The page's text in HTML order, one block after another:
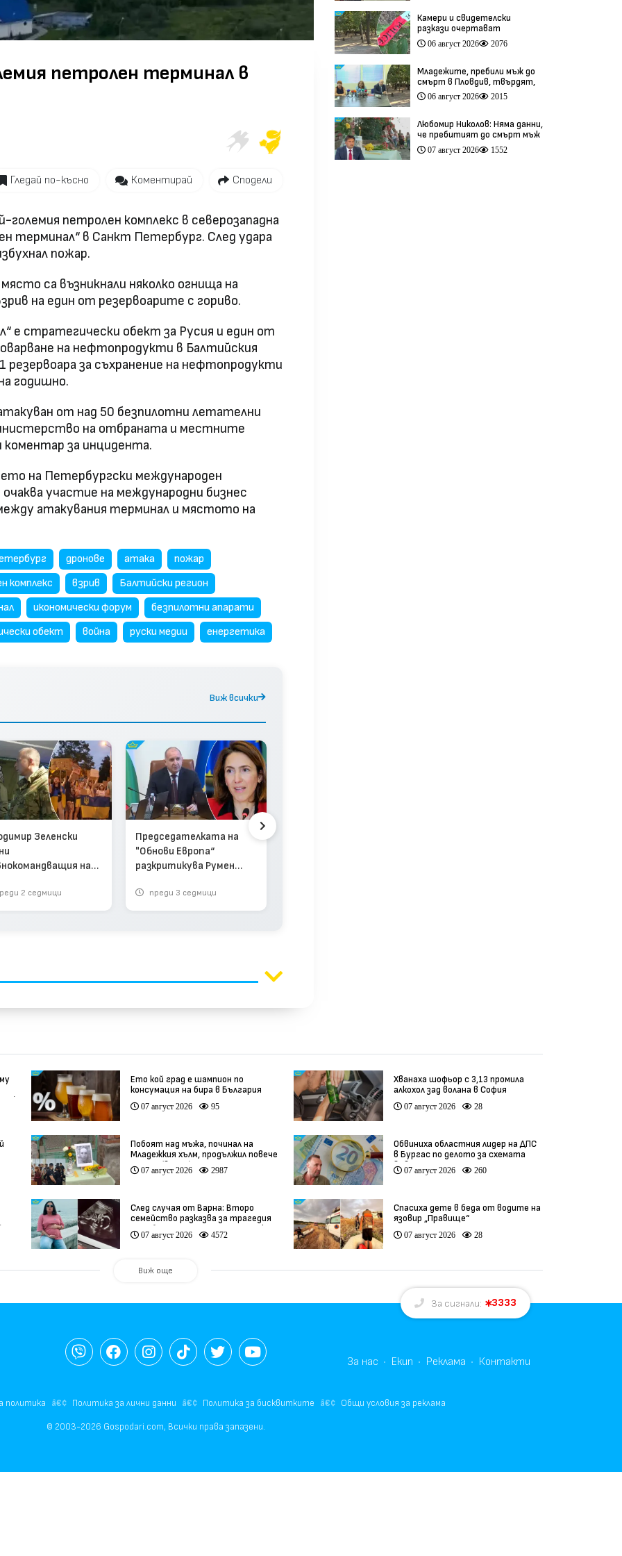
петролен терминал в
Гледай по-късно Коментирай Сподели
големия петролен комплекс в северозападна
терминал“ в Санкт Петербург. След удара
пожар.
са възникнали няколко огнища на
на един от резервоарите с гориво.
е стратегически обект за Русия и един от
на нефтопродукти в Балтийския
резервоара за съхранение на нефтопродукти
годишно.
от над 50 безпилотни летателни
на отбраната и местните
коментар за инцидента.
на Петербургски международен
участие на международни бизнес
атакувания терминал и мястото на
дронове атака
пожар
комплекс взрив
Балтийски регион
икономически форум
безпилотни апарати
обект война руски медии енергетика
Виж всички
Зеленски
на
2 седмици
Председателката на
"Обнови Европа“
разкритикува Румен
преди 3 седмици
Камери и свидетелски
разкази очертават
хронологията на фаталния
побой край Младежкия хълм
06 август 2026 2076
Младежите, пребили мъж до
смърт в Пловдив, твърдят,
че са „ловци на педофили”
(видео)
06 август 2026 2015
Любомир Николов: Няма данни,
че пребитият до смърт мъж
в Пловдив е бил педофил
(видео)
07 август 2026 1552
Ето кой град е шампион по
консумация на бира в България
07 август 2026 95
Хванаха шофьор с 3,13 промила
алкохол зад волана в София
07 август 2026 28
Побоят над мъжа, починал на
Младежкия хълм, продължил повече
от час (видео)
07 август 2026 2987
Обвиниха областния лидер на ДПС
в Бургас по делото за схемата
във ВиК
07 август 2026 260
След случая от Варна: Второ
семейство разказва за трагедия
след бременност при същия лекар
(видео)
07 август 2026 4572
Спасиха дете в беда от водите на
язовир „Правище“
07 август 2026 28
Виж още
За сигнали: 3333
За нас Екип Реклама Контакти
политика Политика за лични данни Политика за бисквитките Общи условия за реклама
© 2003-2026 Gospodari.com, Всички права запазени.